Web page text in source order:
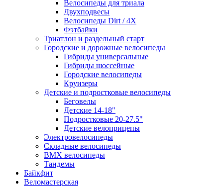
Велосипеды для триала
Двухподвесы
Велосипеды Dirt / 4X
Фэтбайки
Триатлон и раздельный старт
Городские и дорожные велосипеды
Гибриды универсальные
Гибриды шоссейные
Городские велосипеды
Круизеры
Детские и подростковые велосипеды
Беговелы
Детские 14-18"
Подростковые 20-27.5"
Детские велоприцепы
Электровелосипеды
Складные велосипеды
BMX велосипеды
Тандемы
Байкфит
Веломастерская